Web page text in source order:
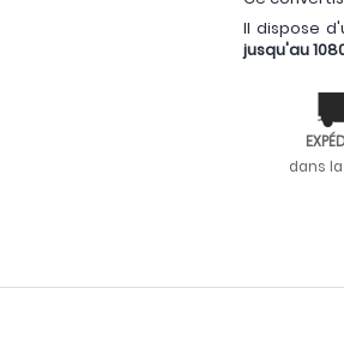
Il dispose
jusqu'au
dans